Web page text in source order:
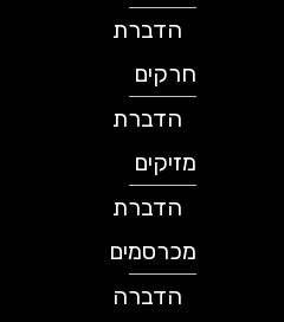
הדברת
חרקים
הדברת
מזיקים
הדברת
מכרסמים
הדברה